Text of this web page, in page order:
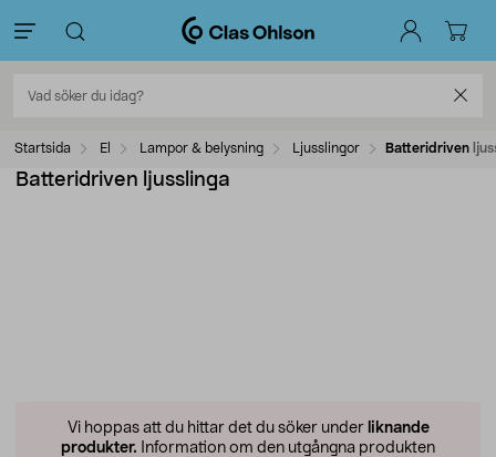
Startsida El Lampor & belysning Ljusslingor Batteridriven
Batteridriven ljusslinga
Vi hoppas att du hittar det du söker under liknande
produkter. Information om den utgångna produkten